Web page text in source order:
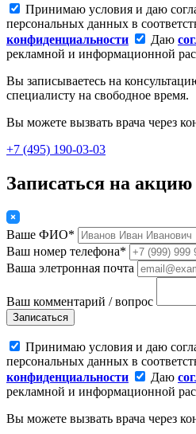
Принимаю условия и даю
персональных данных в
конфиденциальности
Даю
рекламной и информационной
Вы записываетесь на
специалисту на свободное время.
Вы можете вызвать врача через
+7 (495) 190-03-03
Записаться на акцию
Ваше ФИО*
Ваш номер телефона*
Ваша элетронная почта
Ваш комментарий / вопрос
Записаться
Принимаю условия и даю
персональных данных в
конфиденциальности
Даю
рекламной и информационной
Вы можете вызвать врача через